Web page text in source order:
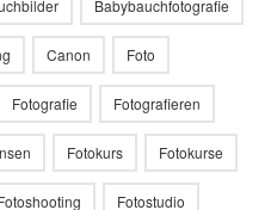
Babybauchfotografie
Canon Foto
Fotografie Fotografieren
Fotokurs Fotokurse
Fotostudio